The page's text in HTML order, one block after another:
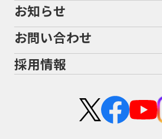
地域から探す
メーカー別買取相場・
ヤマハ
ホンダ
スズキ
ハーレーダビッドソン
トラ
アプ
KTM
モト
MV
バイク保険無料見積り（他社でご加入
盗難保険
福島
茨城
栃木
兵庫
会社概要
沿革
二輪公正取引協議会加盟店
お知らせ
お問い合わせ
採用情報
中途採用・アルバイト